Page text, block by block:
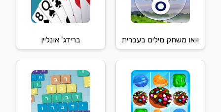
וואו משחק מילים בעברית ברידג' אונליין